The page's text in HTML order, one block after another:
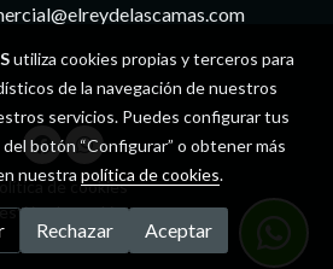
de cookies
de cookies
utiliza cookies propias y terceros para
de la navegación de nuestros
servicios. Puedes configurar tus
botón “Configurar” o obtener más
nuestra política de cookies.
Rechazar Aceptar